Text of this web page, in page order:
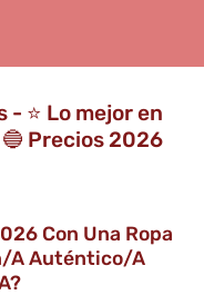
⭐️ Lo mejor en
Precios 2026
Con Una Ropa
a Auténtico/a